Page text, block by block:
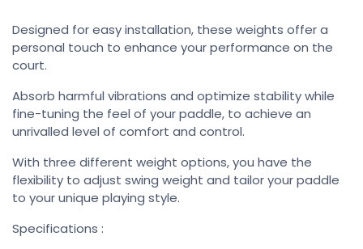
Designed for easy installation, these weights offer a
personal touch to enhance your performance on the
court.
Absorb harmful vibrations and optimize stability while
fine-tuning the feel of your paddle, to achieve an
unrivalled level of comfort and control.
With three different weight options, you have the
flexibility to adjust swing weight and tailor your paddle
to your unique playing style.
Specifications :